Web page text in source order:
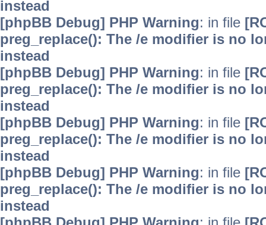
instead
[phpBB Debug] PHP Warning: in file
preg_replace(): The /e modifier is no
instead
[phpBB Debug] PHP Warning: in file
preg_replace(): The /e modifier is no
instead
[phpBB Debug] PHP Warning: in file
preg_replace(): The /e modifier is no
instead
[phpBB Debug] PHP Warning: in file
preg_replace(): The /e modifier is no
instead